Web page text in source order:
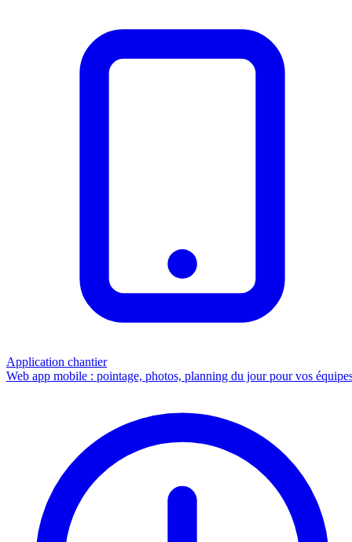
Application chantier
Web app mobile : pointage, photos, planning du jour pour vos